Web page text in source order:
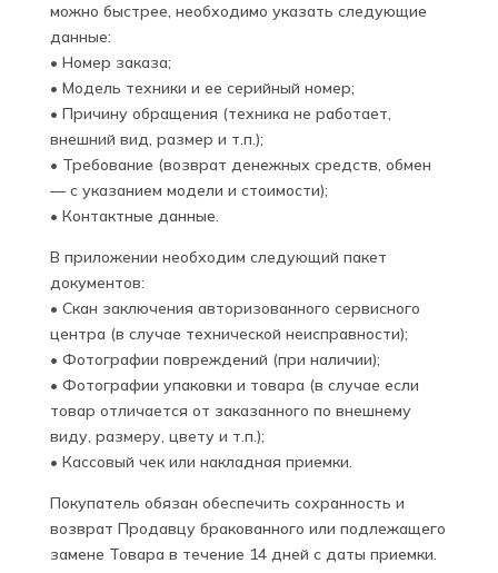
можно быстрее, необходимо указать следующие
данные:
• Номер заказа;
• Модель техники и ее серийный номер;
• Причину обращения (техника не работает,
внешний вид, размер и т.п.);
• Требование (возврат денежных средств, обмен
— с указанием модели и стоимости);
• Контактные данные.
В приложении необходим следующий пакет
документов:
• Скан заключения авторизованного сервисного
центра (в случае технической неисправности);
• Фотографии повреждений (при наличии);
• Фотографии упаковки и товара (в случае если
товар отличается от заказанного по внешнему
виду, размеру, цвету и т.п.);
• Кассовый чек или накладная приемки.
Покупатель обязан обеспечить сохранность и
возврат Продавцу бракованного или подлежащего
замене Товара в течение 14 дней с даты приемки.